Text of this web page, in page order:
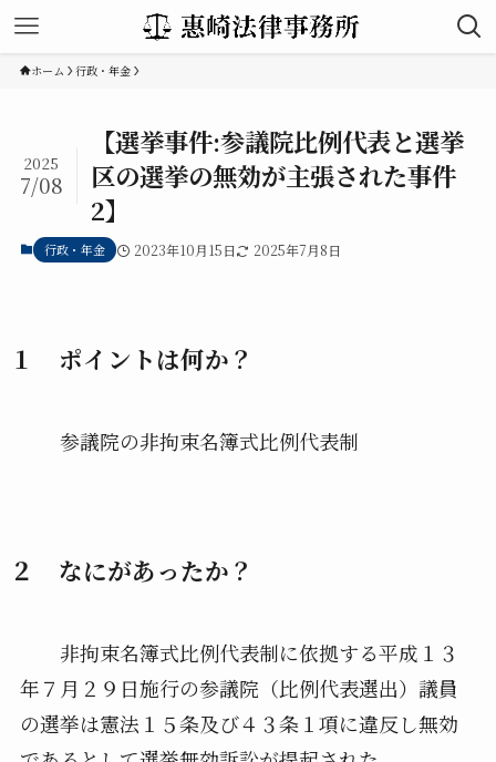
ホーム 行政・年金
【選挙事件:参議院比例代表と選挙
区の選挙の無効が主張された事件
2】
2025
7/08
行政・年金 2023年10月15日 2025年7月8日
１ ポイントは何か？
参議院の非拘束名簿式比例代表制
２ なにがあったか？
非拘束名簿式比例代表制に依拠する平成１３
年７月２９日施行の参議院（比例代表選出）議員
の選挙は憲法１５条及び４３条１項に違反し無効